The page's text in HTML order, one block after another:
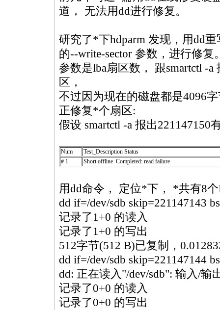
道， 无法用dd进行修复。
研究了*下hdparm 发现，用dd
的--write-sector 参数，进行修复
参数是lba扇区数， 跟smartctl -
区，
不过因为现在的磁盘都是4096
正修复*个扇区:
假设 smartctl -a 报出221147150
Num
Test_Description Status
# 1
Short offline Completed: read failure
用dd命令， 定位*下， *共有8
dd if=/dev/sdb skip=221147143
记录了1+0 的读入
记录了1+0 的写出
512字节(512 B)已复制，
dd if=/dev/sdb skip=221147144
dd: 正在读入"/dev/sdb": 输入/输
记录了0+0 的读入
记录了0+0 的写出